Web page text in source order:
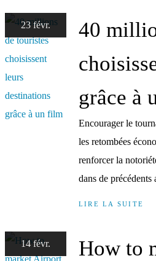
23 févr.
40
grâce à
Encourager le
les retombées
renforcer la
dans de
LIRE LA SUITE
14 févr. How to